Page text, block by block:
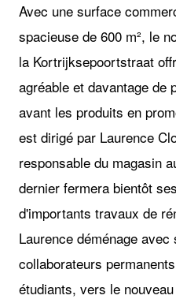
Avec une surface
spacieuse de 600 m², le
la Kortrijksepoortstraat
agréable et davantage de
avant les produits en
est dirigé par Laurence
responsable du magasin
dernier fermera bientôt
d'importants travaux de
Laurence déménage
collaborateurs
étudiants, vers le